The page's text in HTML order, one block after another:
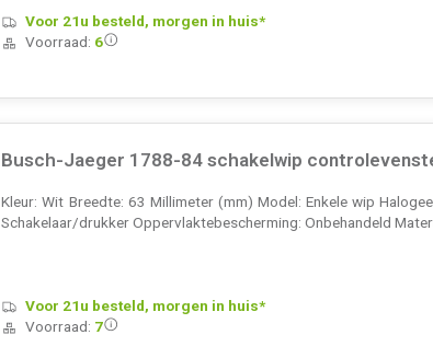
Voor 21u besteld, morgen in huis*
Voorraad: 6
Busch-Jaeger 1788-84 schakelwip
Kleur: Wit Breedte: 63 Millimeter (mm) Model: Enkele wip
Schakelaar/drukker Oppervlaktebescherming: Onbehandeld
Voor 21u besteld, morgen in huis*
Voorraad: 7